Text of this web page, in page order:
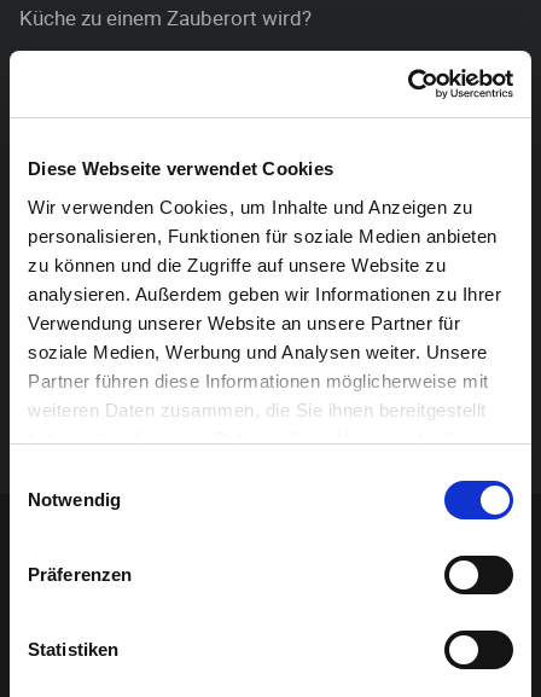
Diese Webseite verwendet Cookies
Wir verwenden Cookies, um Inhalte und Anzeigen zu
personalisieren, Funktionen für soziale Medien anbieten
zu können und die Zugriffe auf unsere Website zu
analysieren. Außerdem geben wir Informationen zu Ihrer
Verwendung unserer Website an unsere Partner für
soziale Medien, Werbung und Analysen weiter. Unsere
Partner führen diese Informationen möglicherweise mit
weiteren Daten zusammen, die Sie ihnen bereitgestellt
haben oder die sie im Rahmen Ihrer Nutzung der Dienste
Notwendig
Präferenzen
Statistiken
Küche zu einem Zauberort wird?
Hier könnt ihr es erfahren. Gemeinsam begeben wir
Wir erfinden mit vollem Körpereinsatz eine
intergalaktische Küchenmaschine. Die bringt uns,
gewürzt mit einem Schluck Zaubertrank, an jeden Ort
unserer Wahl.
Dort erwarten uns kleine und große Aufgaben, Spiel,
Spaß und Musik.
“Starke Stücke“-Workshopteam:Ute Bansemir,
Ewgenija Weiß
Sponsoren-Inhalt